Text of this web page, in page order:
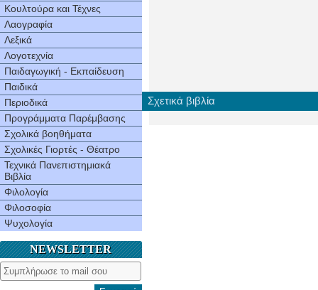
Κουλτούρα και Τέχνες
Λαογραφία
Λεξικά
Λογοτεχνία
Παιδαγωγική - Εκπαίδευση
Παιδικά
Περιοδικά
Προγράμματα Παρέμβασης
Σχολικά βοηθήματα
Σχολικές Γιορτές - Θέατρο
Τεχνικά Πανεπιστημιακά
Βιβλία
Φιλολογία
Φιλοσοφία
Ψυχολογία
NEWSLETTER
Σχετικά βιβλία